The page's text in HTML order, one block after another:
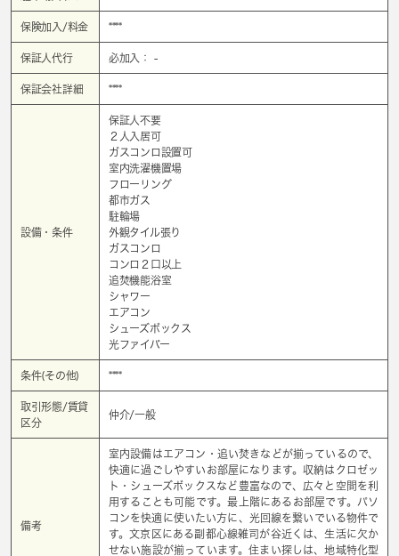
保険加入/料金 ****
保証人代行 必加入： -
保証会社詳細 ****
設備・条件
保証人不要
２人入居可
ガスコンロ設置可
室内洗濯機置場
フローリング
都市ガス
駐輪場
外観タイル張り
ガスコンロ
コンロ２口以上
追焚機能浴室
シャワー
エアコン
シューズボックス
光ファイバー
条件(その他) ****
取引形態/賃貸
区分
仲介/一般
備考
室内設備はエアコン・追い焚きなどが揃っているので、
快適に過ごしやすいお部屋になります。収納はクロゼッ
ト・シューズボックスなど豊富なので、広々と空間を利
用することも可能です。最上階にあるお部屋です。パソ
コンを快適に使いたい方に、光回線を繋いでいる物件で
す。文京区にある副都心線雑司が谷近くは、生活に欠か
せない施設が揃っています。住まい探しは、地域特化型